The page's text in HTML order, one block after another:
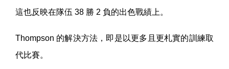
這也反映在隊伍 38 勝 2 負的出色戰績上。
Thompson 的解決方法，即是以更多且更札實的訓練取
代比賽。